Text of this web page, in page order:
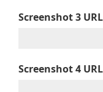
Screenshot 3
Screenshot 4